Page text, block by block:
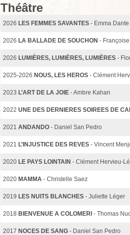
Théâtre
2026 LES FEMMES SAVANTES - Emma Dante
2026 LA BALLADE DE SOUCHON -
2026 LUMIÈRES, LUMIÈRES, LUMIÈRES -
2025-2026 NOUS, LES HEROS - Clément
2023 L’ART DE LA JOIE - Ambre Kahan
2022 UNE DES DERNIERES SOIREES DE
2021 ANDANDO - Daniel San Pedro
2021 L’INJUSTICE DES REVES - Vincent
2020 LE PAYS LOINTAIN - Clément Hervieu-
2020 MAMMA - Christelle Saez
2019 LES NUITS BLANCHES - Juliette Léger
2018 BIENVENUE A COLOMERI - Thomas
2017 NOCES DE SANG - Daniel San Pedro